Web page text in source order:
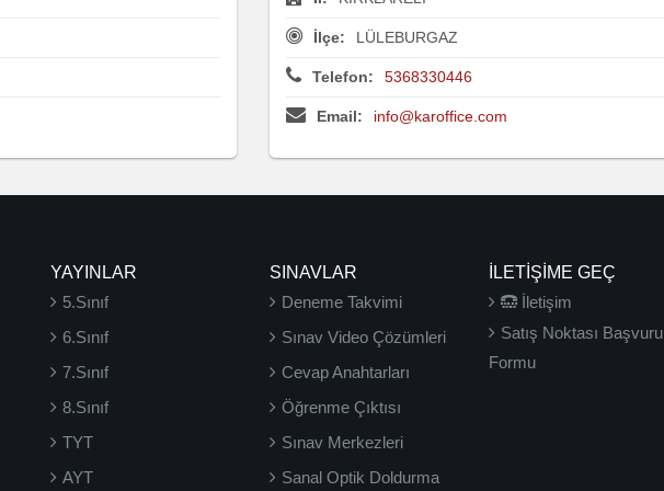
İlçe: LÜLEBURGAZ
Telefon: 5368330446
Email: info@karoffice.com
YAYINLAR
5.Sınıf
6.Sınıf
7.Sınıf
8.Sınıf
TYT
AYT
SINAVLAR
Deneme Takvimi
Sınav Video Çözümleri
Cevap Anahtarları
Öğrenme Çıktısı
Sınav Merkezleri
Sanal Optik Doldurma
İLETIŞIME GEÇ
İletişim
Satış Noktası Başvuru
Formu